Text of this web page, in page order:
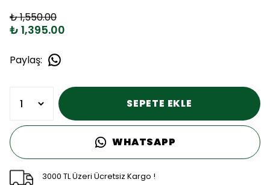
₺ 1,550.00
₺ 1,395.00
Paylaş:
SEPETE EKLE
WHATSAPP
3000 TL Üzeri Ücretsiz Kargo !